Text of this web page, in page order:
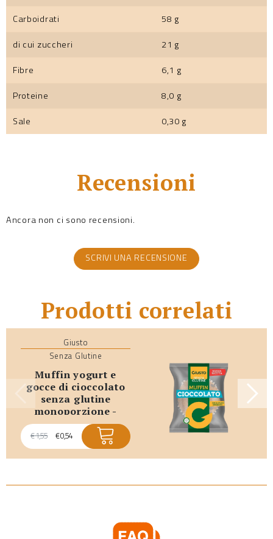
Carboidrati
58 g
di cui zuccheri
21 g
Fibre
6,1 g
Proteine
8,0 g
Sale
0,30 g
Recensioni
Ancora non ci sono recensioni.
SCRIVI UNA RECENSIONE
Prodotti correlati
Giusto
Senza Glutine
muffin yogurt e
gocce di cioccolato
senza glutine
monoporzione -
promo scadenza
breve
€1,55 €0,54